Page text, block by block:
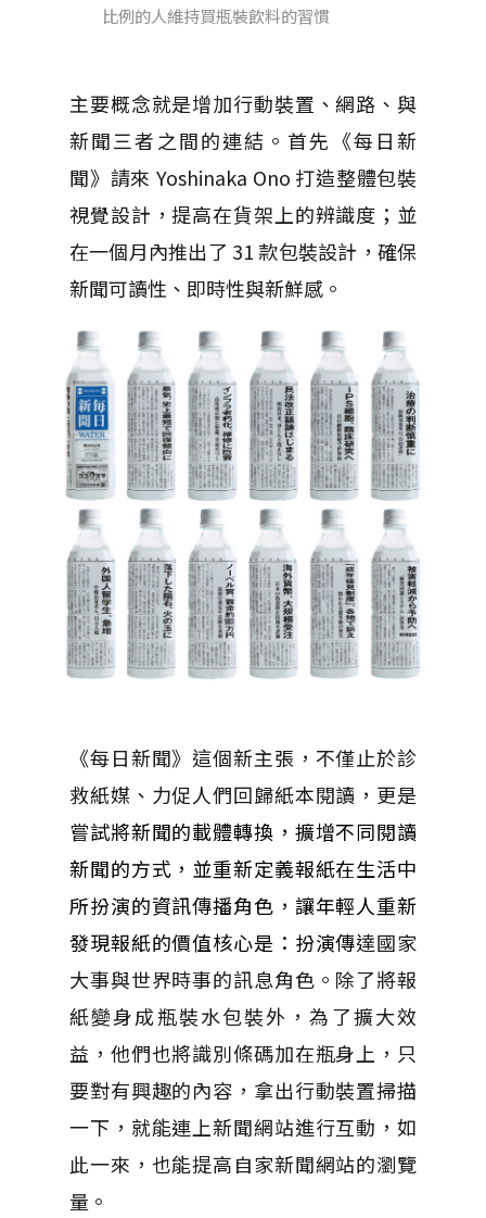
比例的人維持買瓶裝飲料的習慣
主要概念就是增加行動裝置、網路、與
新聞三者之間的連結。首先《每日新
聞》請來 Yoshinaka Ono 打造整體包裝
視覺設計，提高在貨架上的辨識度；並
在一個月內推出了 31 款包裝設計，確保
新聞可讀性、即時性與新鮮感。
《每日新聞》這個新主張，不僅止於診
救紙媒、力促人們回歸紙本閱讀，更是
嘗試將新聞的載體轉換，擴增不同閱讀
新聞的方式，並重新定義報紙在生活中
所扮演的資訊傳播角色，讓年輕人重新
發現報紙的價值核心是：扮演傳達國家
大事與世界時事的訊息角色。除了將報
紙變身成瓶裝水包裝外，為了擴大效
益，他們也將識別條碼加在瓶身上，只
要對有興趣的內容，拿出行動裝置掃描
一下，就能連上新聞網站進行互動，如
此一來，也能提高自家新聞網站的瀏覽
量。